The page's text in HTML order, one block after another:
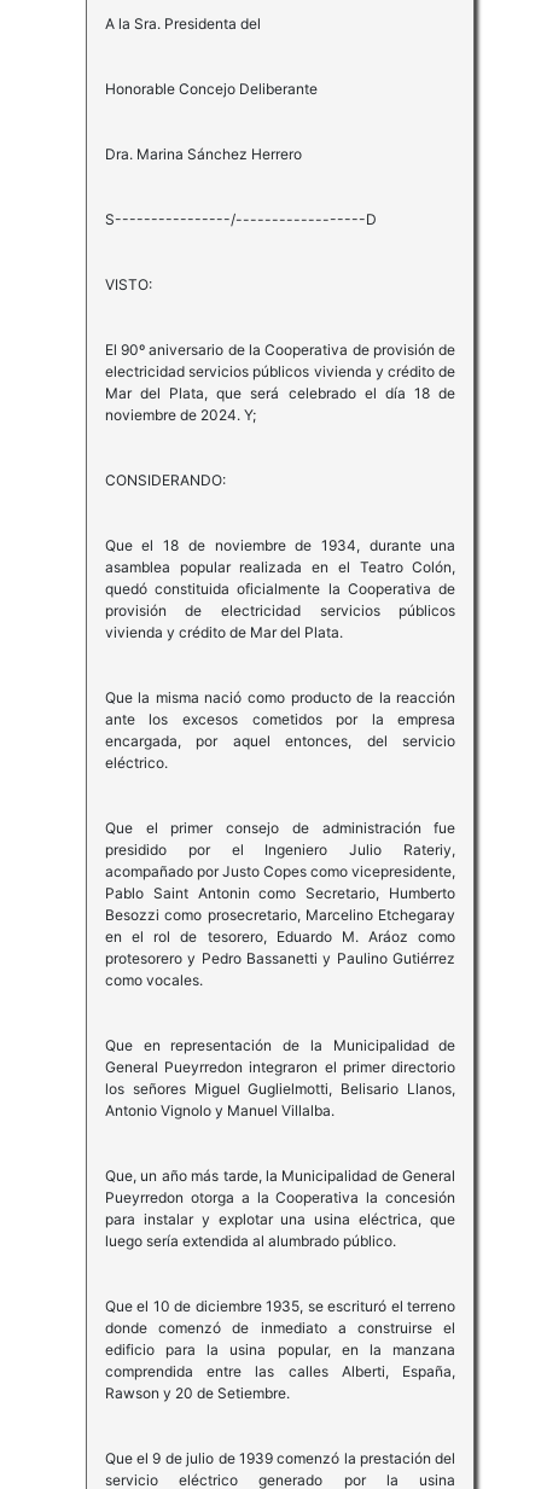
A la Sra. Presidenta del
Honorable Concejo Deliberante
Dra. Marina Sánchez Herrero
S----------------/------------------D
VISTO:
El 90º aniversario de la Cooperativa de provisión de
electricidad servicios públicos vivienda y crédito de
Mar del Plata, que será celebrado el día 18 de
noviembre de 2024. Y;
CONSIDERANDO:
Que el 18 de noviembre de 1934, durante una
asamblea popular realizada en el Teatro Colón,
quedó constituida oficialmente la Cooperativa de
provisión de electricidad servicios públicos
vivienda y crédito de Mar del Plata.
Que la misma nació como producto de la reacción
ante los excesos cometidos por la empresa
encargada, por aquel entonces, del servicio
eléctrico.
Que el primer consejo de administración fue
presidido por el Ingeniero Julio Rateriy,
acompañado por Justo Copes como vicepresidente,
Pablo Saint Antonin como Secretario, Humberto
Besozzi como prosecretario, Marcelino Etchegaray
en el rol de tesorero, Eduardo M. Aráoz como
protesorero y Pedro Bassanetti y Paulino Gutiérrez
como vocales.
Que en representación de la Municipalidad de
General Pueyrredon integraron el primer directorio
los señores Miguel Guglielmotti, Belisario Llanos,
Antonio Vignolo y Manuel Villalba.
Que, un año más tarde, la Municipalidad de General
Pueyrredon otorga a la Cooperativa la concesión
para instalar y explotar una usina eléctrica, que
luego sería extendida al alumbrado público.
Que el 10 de diciembre 1935, se escrituró el terreno
donde comenzó de inmediato a construirse el
edificio para la usina popular, en la manzana
comprendida entre las calles Alberti, España,
Rawson y 20 de Setiembre.
Que el 9 de julio de 1939 comenzó la prestación del
servicio eléctrico generado por la usina